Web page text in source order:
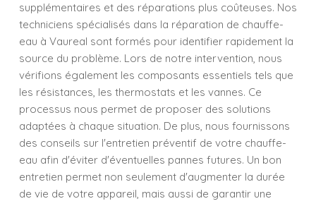
supplémentaires et des réparations plus coûteuses. Nos
techniciens spécialisés dans la réparation de chauffe-
eau à Vaureal sont formés pour identifier rapidement la
source du problème. Lors de notre intervention, nous
vérifions également les composants essentiels tels que
les résistances, les thermostats et les vannes. Ce
processus nous permet de proposer des solutions
adaptées à chaque situation. De plus, nous fournissons
des conseils sur l'entretien préventif de votre chauffe-
eau afin d'éviter d'éventuelles pannes futures. Un bon
entretien permet non seulement d'augmenter la durée
de vie de votre appareil, mais aussi de garantir une